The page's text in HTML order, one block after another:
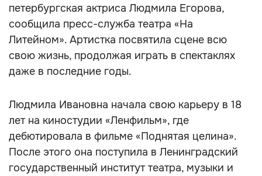
петербургская актриса Людмила Егорова,
сообщила пресс-служба театра «На
Литейном». Артистка посвятила сцене всю
свою жизнь, продолжая играть в спектаклях
даже в последние годы.
Людмила Ивановна начала свою карьеру в 18
лет на киностудии «Ленфильм», где
дебютировала в фильме «Поднятая целина».
После этого она поступила в Ленинградский
государственный институт театра, музыки и